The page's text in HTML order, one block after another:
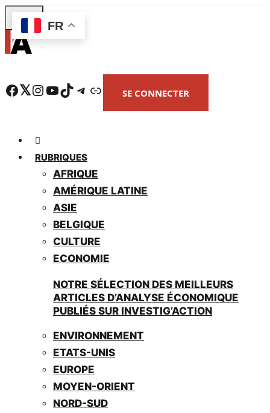
Skip
to
main
Facebook Twitter Instagram YouTube TikTok Telegram Lien SE CONNECTER
RUBRIQUES
AFRIQUE
AMÉRIQUE LATINE
ASIE
BELGIQUE
CULTURE
ECONOMIE
NOTRE SÉLECTION DES MEILLEURS
ARTICLES D’ANALYSE ÉCONOMIQUE
PUBLIÉS SUR INVESTIG’ACTION
ENVIRONNEMENT
ETATS-UNIS
EUROPE
MOYEN-ORIENT
NORD-SUD
FR